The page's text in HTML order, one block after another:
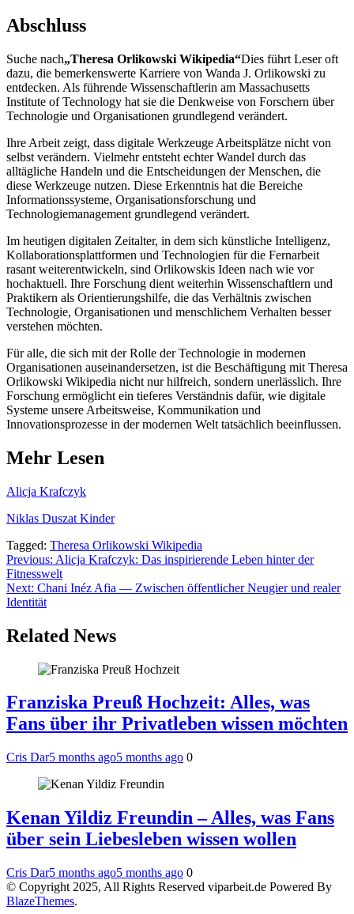
Abschluss
Suche nach„Theresa Orlikowski Wikipedia“Dies führt Leser oft
dazu, die bemerkenswerte Karriere von Wanda J. Orlikowski zu
entdecken. Als führende Wissenschaftlerin am Massachusetts
Institute of Technology hat sie die Denkweise von Forschern über
Technologie und Organisationen grundlegend verändert.
Ihre Arbeit zeigt, dass digitale Werkzeuge Arbeitsplätze nicht von
selbst verändern. Vielmehr entsteht echter Wandel durch das
alltägliche Handeln und die Entscheidungen der Menschen, die
diese Werkzeuge nutzen. Diese Erkenntnis hat die Bereiche
Informationssysteme, Organisationsforschung und
Technologiemanagement grundlegend verändert.
Im heutigen digitalen Zeitalter, in dem sich künstliche Intelligenz,
Kollaborationsplattformen und Technologien für die Fernarbeit
rasant weiterentwickeln, sind Orlikowskis Ideen nach wie vor
hochaktuell. Ihre Forschung dient weiterhin Wissenschaftlern und
Praktikern als Orientierungshilfe, die das Verhältnis zwischen
Technologie, Organisationen und menschlichem Verhalten besser
verstehen möchten.
Für alle, die sich mit der Rolle der Technologie in modernen
Organisationen auseinandersetzen, ist die Beschäftigung mit Theresa
Orlikowski Wikipedia nicht nur hilfreich, sondern unerlässlich. Ihre
Forschung ermöglicht ein tieferes Verständnis dafür, wie digitale
Systeme unsere Arbeitsweise, Kommunikation und
Innovationsprozesse in der modernen Welt tatsächlich beeinflussen.
Mehr Lesen
Alicja Krafczyk
Niklas Duszat Kinder
Tagged: Theresa Orlikowski Wikipedia
Post
navigation
Previous: Alicja Krafczyk: Das inspirierende Leben hinter der
Fitnesswelt
Next: Chani Inéz Afia — Zwischen öffentlicher Neugier und realer
Identität
Related News
Franziska Preuß Hochzeit: Alles, was
Fans über ihr Privatleben wissen möchten
Cris Dar5 months ago5 months ago 0
Kenan Yildiz Freundin – Alles, was Fans
über sein Liebesleben wissen wollen
Cris Dar5 months ago5 months ago 0
© Copyright 2025, All Rights Reserved viparbeit.de Powered By
BlazeThemes.